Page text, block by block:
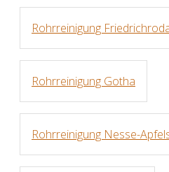
Rohrreinigung
Rohrreinigung Gotha
Rohrreinigung Nesse-